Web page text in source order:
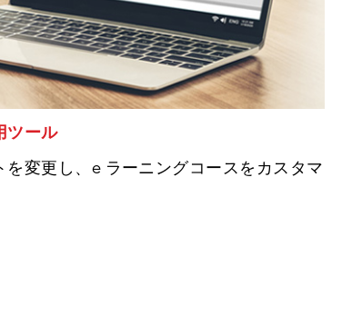
ツール
変更し、e ラーニングコースをカスタマ